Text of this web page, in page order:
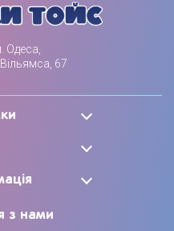
Одеса,
67
з нами